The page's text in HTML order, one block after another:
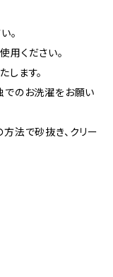
。
用ください。
ます。
でのお洗濯をお願い
法で砂抜き、クリー